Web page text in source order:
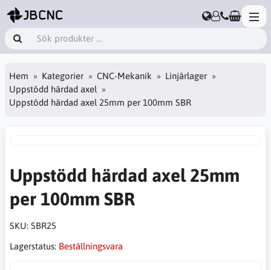
Hem Kategorier CNC-Mekanik
Linjärlager
Uppstödd härdad axel
Uppstödd härdad axel 25mm per 100mm SBR
Uppstödd härdad axel 25mm
per 100mm SBR
SKU: SBR25
Lagerstatus: Beställningsvara